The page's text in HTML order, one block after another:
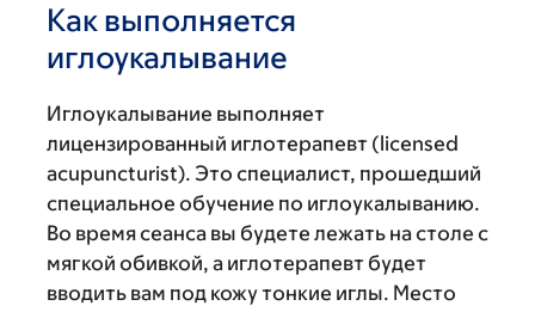
Как выполняется
иглоукалывание
Иглоукалывание выполняет
лицензированный иглотерапевт (licensed
acupuncturist). Это специалист, прошедший
специальное обучение по иглоукалыванию.
Во время сеанса вы будете лежать на столе с
мягкой обивкой, а иглотерапевт будет
вводить вам под кожу тонкие иглы. Место